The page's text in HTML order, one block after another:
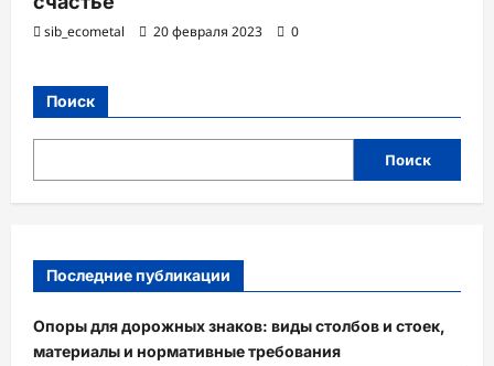
sib_ecometal 20 февраля 2023 0
Поиск
Поиск
Последние публикации
Опоры для дорожных знаков: виды столбов и стоек,
материалы и нормативные требования